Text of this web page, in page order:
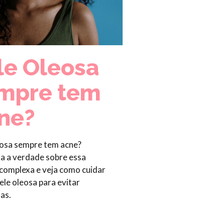
Oleosa
tem
sempre tem acne?
a verdade sobre essa
e veja como cuidar
oleosa para evitar